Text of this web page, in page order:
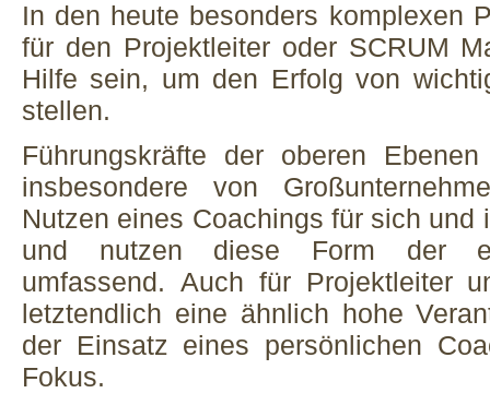
In den heute besonders komplexen
für den Projektleiter oder SCRUM
Hilfe sein, um den Erfolg von
stellen.
Führungskräfte der oberen
insbesondere von
Nutzen eines Coachings für sich und
und nutzen diese Form der
umfassend. Auch für Projektleiter
letztendlich eine ähnlich hohe
der Einsatz eines persönlichen
Fokus.